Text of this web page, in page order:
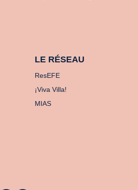
LE RÉSEAU
ResEFE
¡Viva Villa!
MIAS